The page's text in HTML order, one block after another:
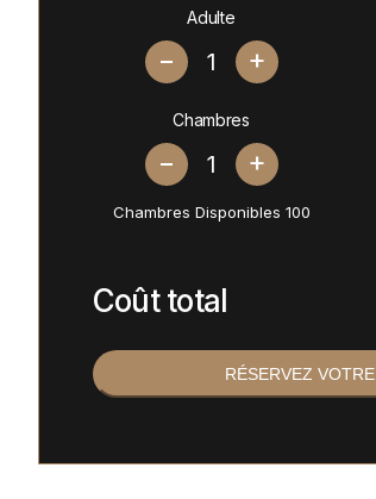
Adulte
+
Chambres
+
Chambres Disponibles 100
Coût total
RÉSERVEZ